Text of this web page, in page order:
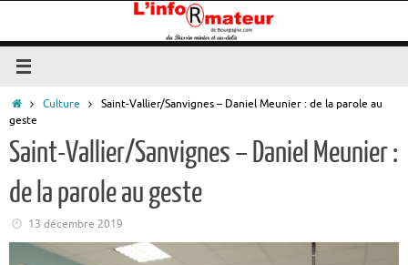
contenu
Accueil
Culture
Saint-Vallier/Sanvignes – Daniel Meunier : de la parole au
geste
Saint-Vallier/Sanvignes – Daniel Meunier :
de la parole au geste
13 décembre 2019